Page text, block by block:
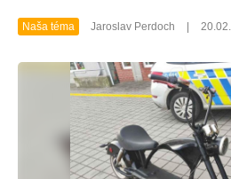
Naša téma Jaroslav Perdoch